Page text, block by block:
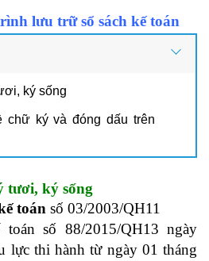
lưu trữ sổ sách kế toán
ký sống
chữ ký và đóng dấu trên
tươi, ký sống
toán số 03/2003/QH11
số 88/2015/QH13 ngày
lực thi hành từ ngày 01 tháng